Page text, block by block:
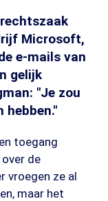
Microsoft,
e-mails van
gelijk
"Je zou
hebben."
toegang
de
vroegen ze al
maar het